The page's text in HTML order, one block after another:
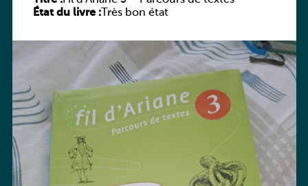
État du livre :Très bon état